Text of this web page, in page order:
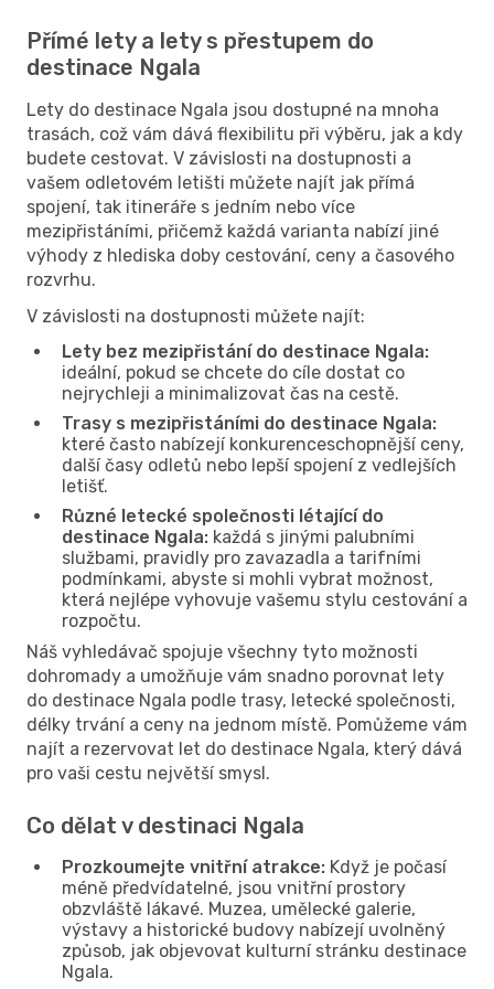
Přímé lety a lety s přestupem do
destinace Ngala
Lety do destinace Ngala jsou dostupné na mnoha
trasách, což vám dává flexibilitu při výběru, jak a kdy
budete cestovat. V závislosti na dostupnosti a
vašem odletovém letišti můžete najít jak přímá
spojení, tak itineráře s jedním nebo více
mezipřistáními, přičemž každá varianta nabízí jiné
výhody z hlediska doby cestování, ceny a časového
rozvrhu.
V závislosti na dostupnosti můžete najít:
Lety bez mezipřistání do destinace Ngala:
ideální, pokud se chcete do cíle dostat co
nejrychleji a minimalizovat čas na cestě.
Trasy s mezipřistáními do destinace Ngala:
které často nabízejí konkurenceschopnější ceny,
další časy odletů nebo lepší spojení z vedlejších
letišť.
Různé letecké společnosti létající do
destinace Ngala: každá s jinými palubními
službami, pravidly pro zavazadla a tarifními
podmínkami, abyste si mohli vybrat možnost,
která nejlépe vyhovuje vašemu stylu cestování a
rozpočtu.
Náš vyhledávač spojuje všechny tyto možnosti
dohromady a umožňuje vám snadno porovnat lety
do destinace Ngala podle trasy, letecké společnosti,
délky trvání a ceny na jednom místě. Pomůžeme vám
najít a rezervovat let do destinace Ngala, který dává
pro vaši cestu největší smysl.
Co dělat v destinaci Ngala
Prozkoumejte vnitřní atrakce: Když je počasí
méně předvídatelné, jsou vnitřní prostory
obzvláště lákavé. Muzea, umělecké galerie,
výstavy a historické budovy nabízejí uvolněný
způsob, jak objevovat kulturní stránku destinace
Ngala.